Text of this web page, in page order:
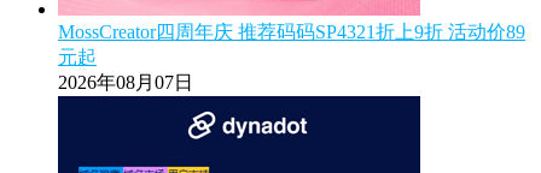
MossCreator四周年庆 推荐码码SP4321折上9折 活动价89
元起
2026年08月07日